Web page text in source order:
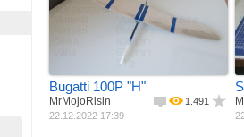
Jak postaveno
Vlastní konstrukce
Balza + potah
600 mm
690 mm
54 g
Bugatti 100P "H"
1.491
MrMojoRisin
22.12.2022 17:39